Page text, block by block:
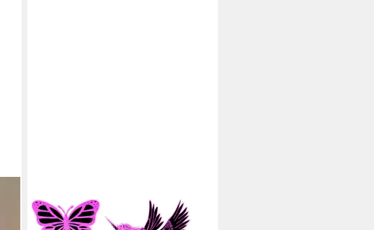
LED Nachtlicht 3D Effekt Tischlampe
für Kinder, Jungs & Mädchen,